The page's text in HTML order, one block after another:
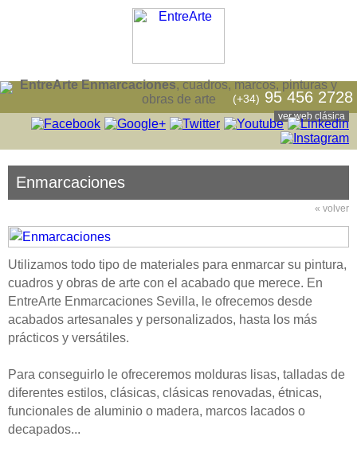
EntreArte Enmarcaciones, cuadros, marcos, pinturas y
obras de arte
ver web clásica
(+34) 95 456 2728
Enmarcaciones
« volver
Utilizamos todo tipo de materiales para enmarcar su pintura,
cuadros y obras de arte con el acabado que merece. En
EntreArte Enmarcaciones Sevilla, le ofrecemos desde
acabados artesanales y personalizados, hasta los más
prácticos y versátiles.
Para conseguirlo le ofreceremos molduras lisas, talladas de
diferentes estilos, clásicas, clásicas renovadas, étnicas,
funcionales de aluminio o madera, marcos lacados o
decapados...